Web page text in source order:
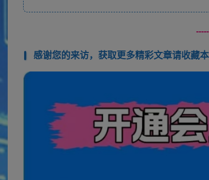
感谢您的来访，获取更多精彩文章请收藏本